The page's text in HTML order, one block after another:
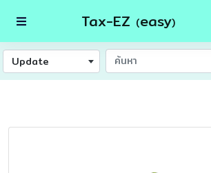
Tax-EZ (easy)
Update